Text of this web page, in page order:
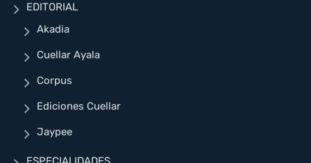
EDITORIAL
Akadia
Cuellar Ayala
Corpus
Ediciones Cuellar
Jaypee